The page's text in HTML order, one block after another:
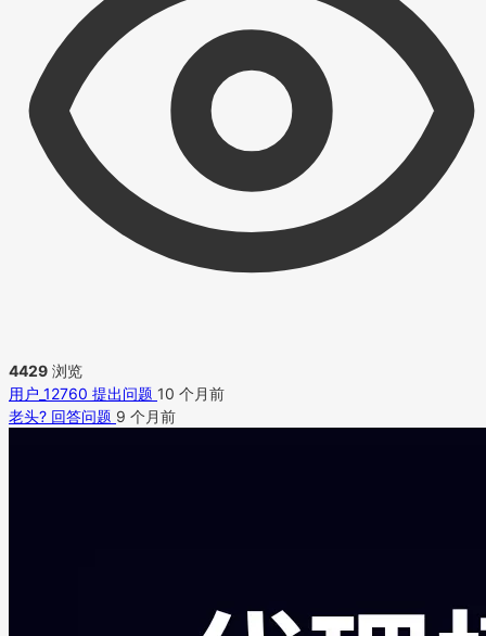
4429 浏览
用户_12760 提出问题 10 个月前
老头? 回答问题 9 个月前